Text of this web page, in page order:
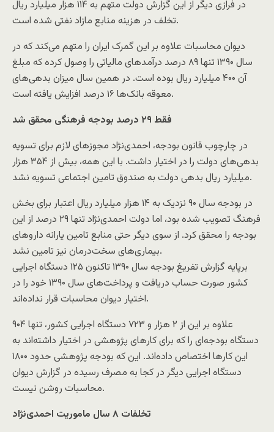
در فرازی دیگر از این گزارش دولت متهم به ۱۱۴ هزار میلیارد ریال
تخلف در هزینه منابع مازاد نفتی شده است.
دیوان محاسبات علاوه بر این گمرک ایران را متهم می‌کند که در
سال ۱۳۹۰ تنها ۸۹ درصد درآمدهای مالیاتی را وصول کرده که مبلغ
آن ۴۰۰ میلیارد ریال بوده است. در همین سال میزان بدهی‌های
معوقه بانک‌ها ۱۶ درصد افزایش یافته است.
فقط ۲۹ درصد بودجه‌ فرهنگی محقق شد
در چارچوب قانون بودجه، احمدی‌نژاد مجوزهای لازم برای تسویه
بدهی‌های دولت را در اختیار داشت. با این همه، بیش از ۳۵۴ هزار
میلیارد ریال بدهی دولت به صندوق تامین اجتماعی تسویه نشد.
در بودجه سال ۹۰ نزدیک به ۱۴ هزار میلیارد ریال اعتبار برای بخش
فرهنگ تصویب شده بود، اما دولت احمدی‌نژاد تنها ۲۹ درصد از این
بودجه را محقق کرد. از سوی دیگر حتی منابع تامین یارانه داروهای
بیماری‌های سخت‌درمان نیز تامین نشد.
برپایه گزارش تفریغ بودجه سال ۱۳۹۰ تاکنون ۱۲۵ دستگاه اجرایی
کشور صورت حساب دریافت و پرداخت‌های سال ۱۳۹۰ خود را در
اختیار دیوان محاسبات قرار نداده‌اند.
علاوه بر این از ۲ هزار و ۷۲۳ دستگاه اجرایی کشور، تنها ۹۰۴
دستگاه بودجه‌ای را که برای کارهای پژوهشی در اختیار داشته‌اند به
این کارها اختصاص داده‌اند. این که بودجه پژوهشی حدود ۱۸۰۰
دستگاه اجرایی دیگر در کجا به مصرف رسیده در گزارش دیوان
محاسبات روشن نیست.
تخلفات ۸ سال ماموریت احمدی‌نژاد